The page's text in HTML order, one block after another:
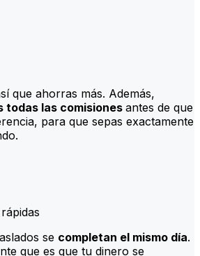
que ahorras más. Además,
todas las comisiones antes de que
para que sepas exactamente
se completan el mismo día.
que es que tu dinero se